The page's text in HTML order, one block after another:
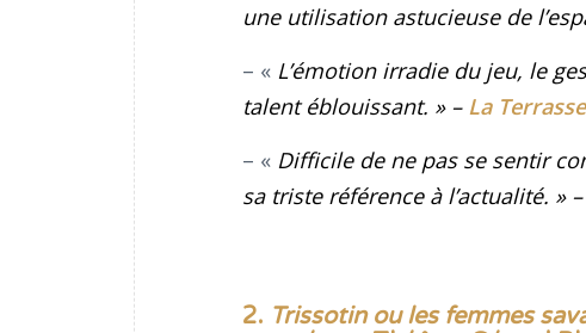
une utilisation astucieuse de
– « L’émotion irradie du jeu, le
talent éblouissant. » – La Terrasse
– « Difficile de ne pas se sentir
sa triste référence à l’actualité. » –
2. Trissotin ou les femmes